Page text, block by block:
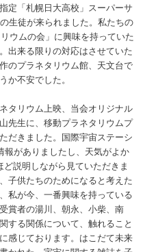
定「札幌日大高校」スーパーサ
生徒が来られました。私たちの
ウムの会」に興味を持っていた
出来る限りの対応はさせていた
のプラネタリウム館、天文台で
か不安でした。
タリウム上映、当会オリジナル
生に、移動プラネタリウムプ
だきました。国際宇宙ステーシ
報がありましたし、天気がよか
説明しながら見ていただきま
子供たちのためになると考えた
私が今、一番興味を持っている
賞者の湯川、朝永、小柴、南
する関係について、触れること
感じております。はこだて未来